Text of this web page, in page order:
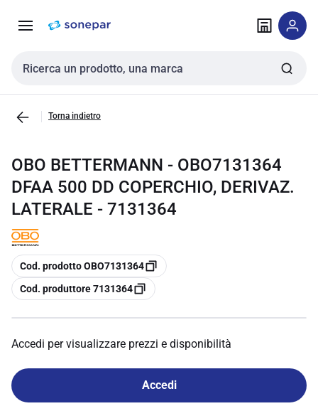
navigazione alla
Cerca input
Torna indietro
OBO BETTERMANN - OBO7131364
DFAA 500 DD COPERCHIO, DERIVAZ.
LATERALE - 7131364
copia
Cod. prodotto OBO7131364
copia
Cod. produttore 7131364
Accedi per visualizzare prezzi e disponibilità
Accedi